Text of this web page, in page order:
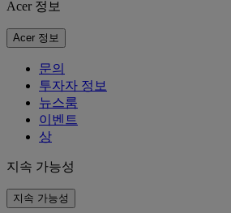
Acer 정보
Acer 정보
문의
투자자 정보
뉴스룸
이벤트
상
지속 가능성
지속 가능성